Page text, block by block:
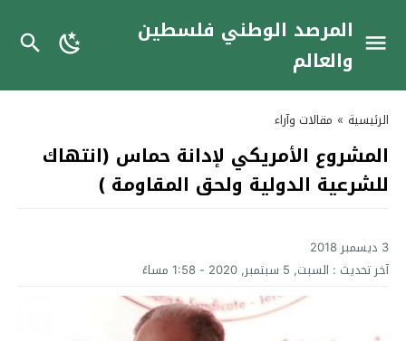
المرصد الوطني فلسطين
والعالم
الرئيسية » مقالات وآراء
المشروع الأمريكي لإدانة حماس (انتهاك
للشرعية الدولية ولحق المقاومة )
3 ديسمبر 2018
آخر تحديث : السبت, 5 سبتمبر, 2020 - 1:58 مساءً